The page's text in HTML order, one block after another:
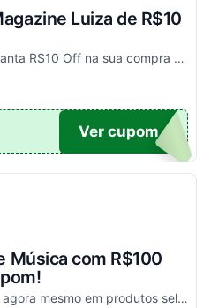
Luiza de R$10
Pegue já o seu cupom e garanta R$10 Off na sua compra acima de R$500,00
UPOM
Ver cupom
Música com R$100
Pegue seu código e aplique agora mesmo em produtos selecionados para garantir seus descontos!